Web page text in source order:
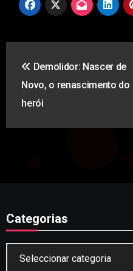
de
artigos
Demolidor: Nascer de
Novo, o renascimento do
herói
Categorias